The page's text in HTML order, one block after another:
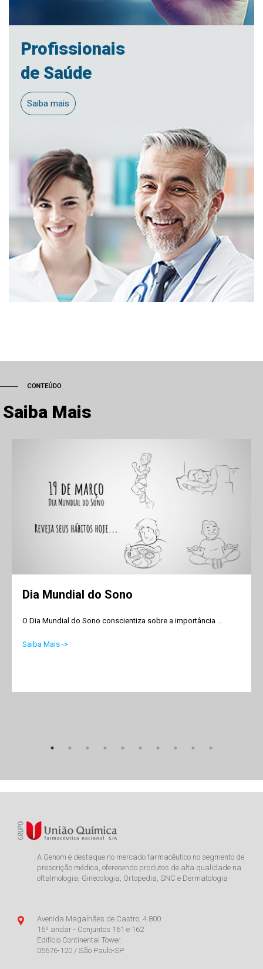
Profissionais
de Saúde
Saiba mais
Saiba Mais
Dia Mundial do Sono
O Dia Mundial do Sono conscientiza sobre a importância ...
Saiba Mais ->
A Genom é destaque no mercado farmacêutico no segmento de
prescrição médica, oferecendo produtos de alta qualidade na
oftalmologia, Ginecologia, Ortopedia, SNC e Dermatologia
Avenida Magalhães de Castro, 4.800
16º andar - Conjuntos 161 e 162
Edifício Continental Tower
05676-120 / São Paulo-SP